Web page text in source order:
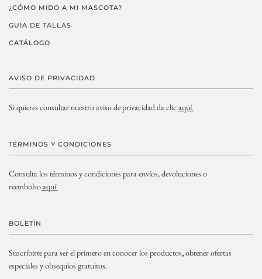
¿CÓMO MIDO A MI MASCOTA?
GUÍA DE TALLAS
CATÁLOGO
AVISO DE PRIVACIDAD
Si quieres consultar nuestro aviso de privacidad da clic aquí.
TÉRMINOS Y CONDICIONES
Consulta los términos y condiciones para envíos, devoluciones o
reembolsoaquí.
BOLETÍN
Suscribirte para ser el primero en conocer los productos,obtener ofertas
especiales y obsequios gratuitos.